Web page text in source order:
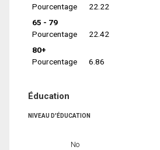
Pourcentage
22.22
65 - 79
Pourcentage
22.42
80+
Pourcentage
6.86
Éducation
NIVEAU D'ÉDUCATION
No